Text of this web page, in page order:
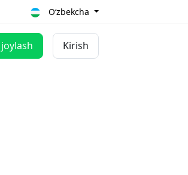
O‘zbekcha
joylash Kirish